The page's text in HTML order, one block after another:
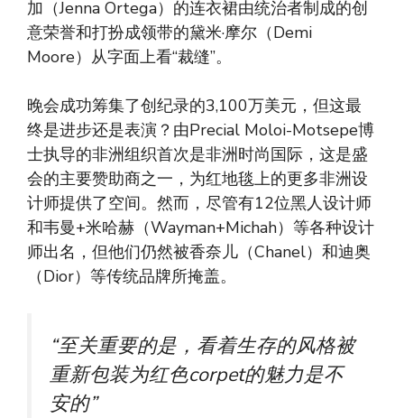
加（Jenna Ortega）的连衣裙由统治者制成的创
意荣誉和打扮成领带的黛米·摩尔（Demi
Moore）从字面上看“裁缝”。
晚会成功筹集了创纪录的3,100万美元，但这最
终是进步还是表演？由Precial Moloi-Motsepe博
士执导的非洲组织首次是非洲时尚国际，这是盛
会的主要赞助商之一，为红地毯上的更多非洲设
计师提供了空间。然而，尽管有12位黑人设计师
和韦曼+米哈赫（Wayman+Michah）等各种设计
师出名，但他们仍然被香奈儿（Chanel）和迪奥
（Dior）等传统品牌所掩盖。
“至关重要的是，看着生存的风格被
重新包装为红色corpet的魅力是不
安的”